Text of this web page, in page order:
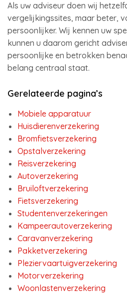
Als uw adviseur doen wij
vergelijkingssites, maar beter,
persoonlijker. Wij kennen uw
kunnen u daarom gericht
persoonlijke en betrokken
belang centraal staat.
Gerelateerde pagina’s
Mobiele apparatuur
Huisdierenverzekering
Bromfietsverzekering
Opstalverzekering
Reisverzekering
Autoverzekering
Bruiloftverzekering
Fietsverzekering
Studentenverzekeringen
Kampeerautoverzekering
Caravanverzekering
Pakketverzekering
Pleziervaartuigverzekering
Motorverzekering
Woonlastenverzekering